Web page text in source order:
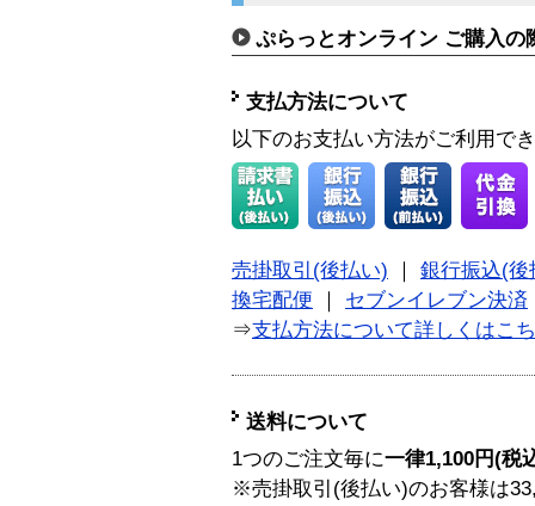
ぷらっとオンライン ご購入の
支払方法について
以下のお支払い方法がご利用で
売掛取引(後払い)
銀行振込(後
換宅配便
セブンイレブン決済
⇒支払方法について詳しくはこ
送料について
1つのご注文毎に一律1,100円(税
※売掛取引(後払い)のお客様は